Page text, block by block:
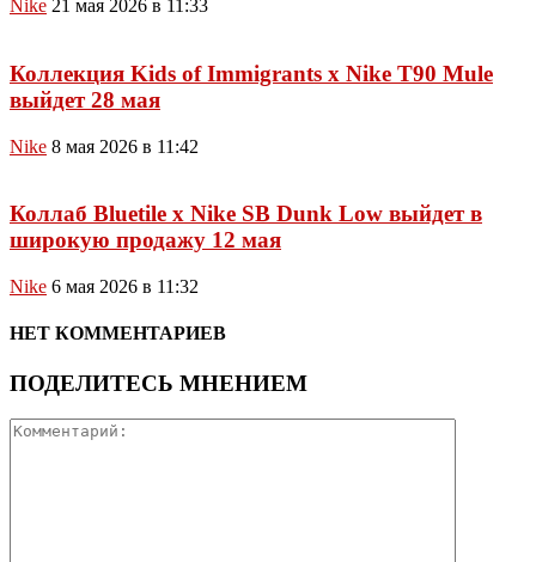
Nike 21 мая 2026 в 11:33
Коллекция Kids of Immigrants x Nike T90 Mule
выйдет 28 мая
Nike 8 мая 2026 в 11:42
Коллаб Bluetile x Nike SB Dunk Low выйдет в
широкую продажу 12 мая
Nike 6 мая 2026 в 11:32
НЕТ КОММЕНТАРИЕВ
ПОДЕЛИТЕСЬ МНЕНИЕМ